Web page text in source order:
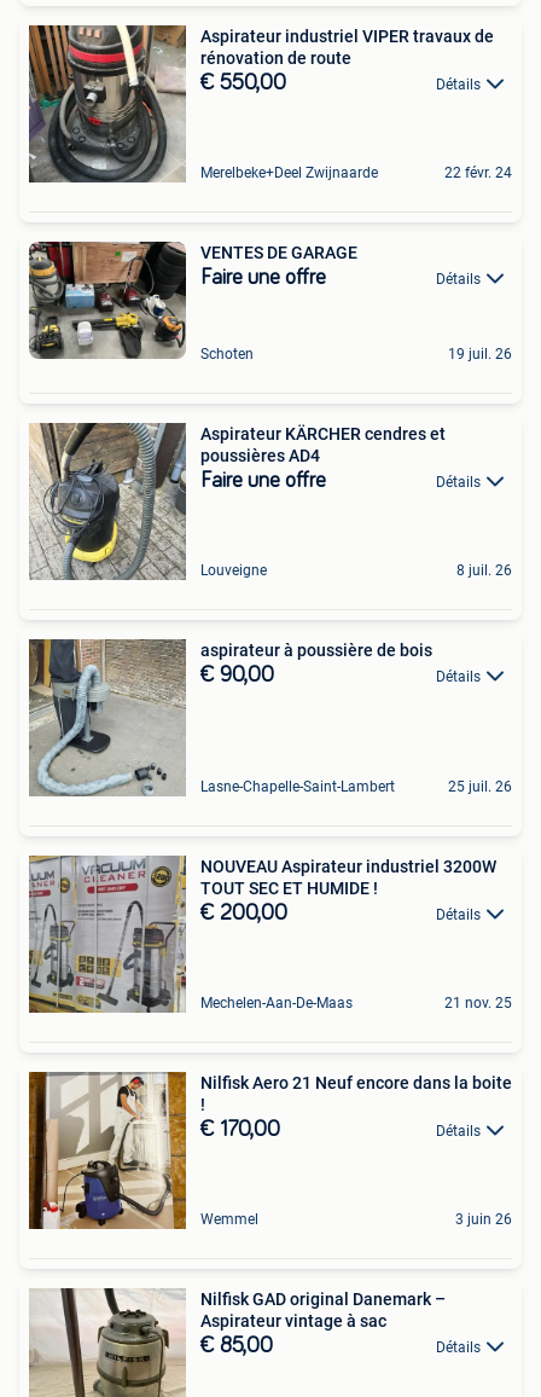
Aspirateur industriel VIPER travaux de
rénovation de route
€ 550,00 Détails
Merelbeke+Deel Zwijnaarde 22 févr. 24
VENTES DE GARAGE
Faire une offre Détails
Schoten 19 juil. 26
Aspirateur KÄRCHER cendres et
poussières AD4
Faire une offre Détails
Louveigne 8 juil. 26
aspirateur à poussière de bois
€ 90,00 Détails
Lasne-Chapelle-Saint-Lambert 25 juil. 26
NOUVEAU Aspirateur industriel 3200W
TOUT SEC ET HUMIDE !
€ 200,00 Détails
Mechelen-Aan-De-Maas 21 nov. 25
Nilfisk Aero 21 Neuf encore dans la boite
!
€ 170,00 Détails
Wemmel 3 juin 26
Nilfisk GAD original Danemark –
Aspirateur vintage à sac
€ 85,00 Détails